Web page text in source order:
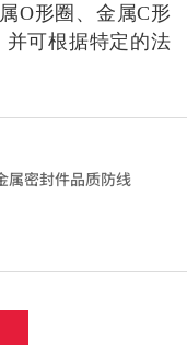
O形圈、金属C形
并可根据特定的法
属密封件品质防线